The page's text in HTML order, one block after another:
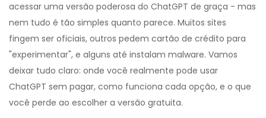
acessar uma versão poderosa do ChatGPT de graça - mas
nem tudo é tão simples quanto parece. Muitos sites
fingem ser oficiais, outros pedem cartão de crédito para
"experimentar", e alguns até instalam malware. Vamos
deixar tudo claro: onde você realmente pode usar
ChatGPT sem pagar, como funciona cada opção, e o que
você perde ao escolher a versão gratuita.